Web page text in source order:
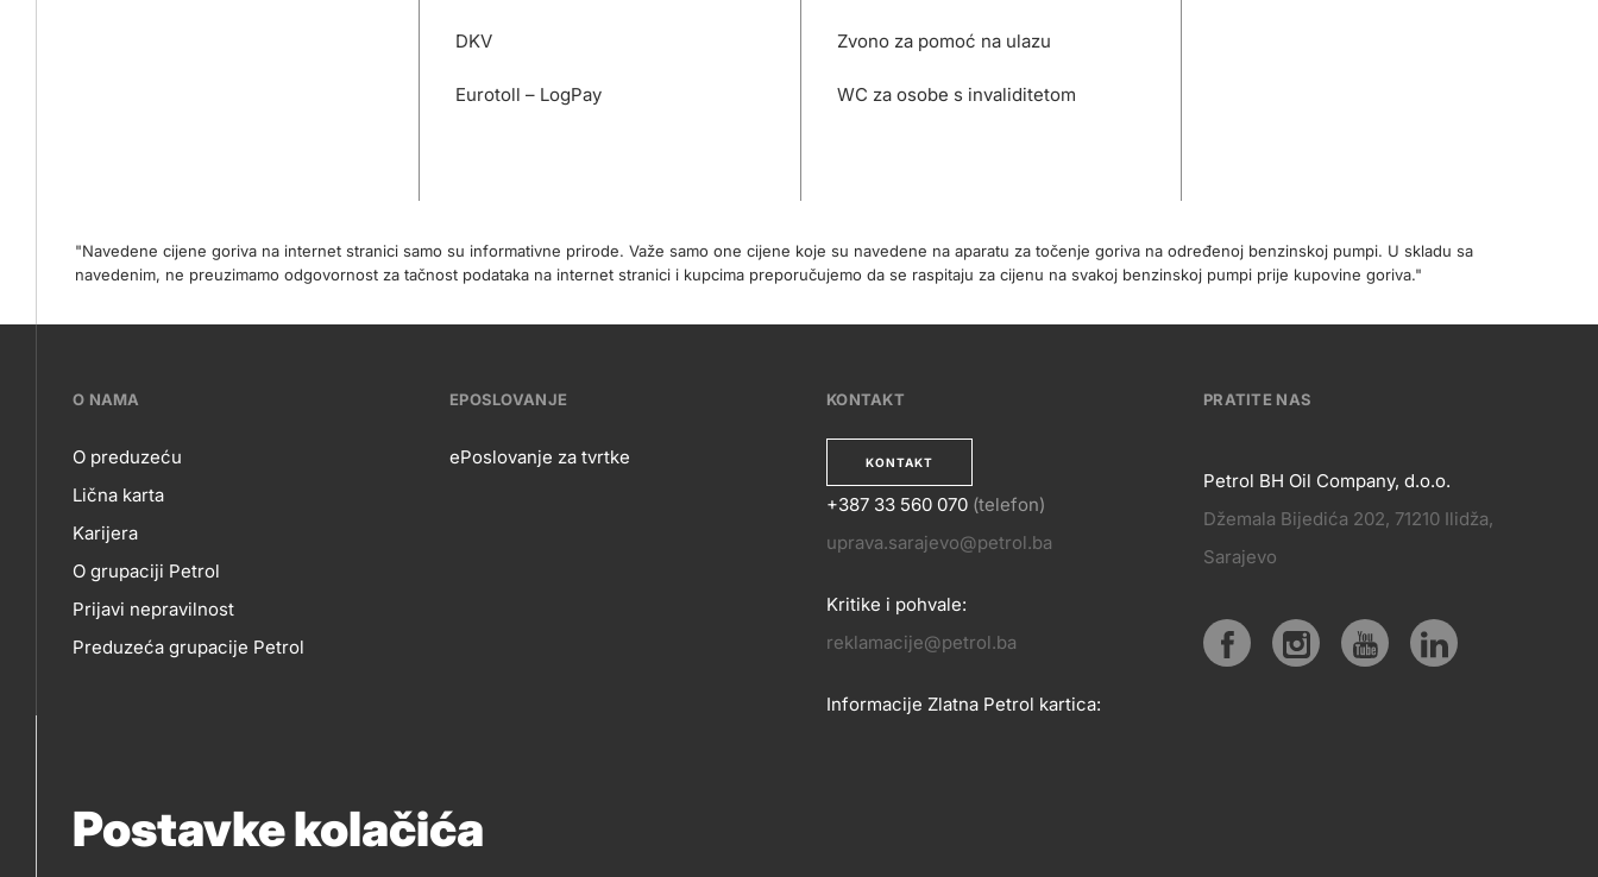
Postavke kolačića
DKV
Eurotoll – LogPay
Zvono za pomoć na ulazu
WC za osobe s invaliditetom
"Navedene cijene goriva na internet stranici samo su informativne prirode. Važe samo one cijene koje su navedene na aparatu za točenje goriva na određenoj benzinskoj pumpi. U skladu sa
navedenim, ne preuzimamo odgovornost za tačnost podataka na internet stranici i kupcima preporučujemo da se raspitaju za cijenu na svakoj benzinskoj pumpi prije kupovine goriva."
???
petrol-
skupno.footer-
title???
O NAMA
O
NAMA
O preduzeću
Lična karta
Karijera
O grupaciji Petrol
Prijavi nepravilnost
Preduzeća grupacije Petrol
EPOSLOVANJE
EPOSLOVANJE
ePoslovanje za tvrtke
KONTAKT
KONTAKT
KONTAKT
+387 33 560 070 (telefon)
uprava.sarajevo@petrol.ba
Kritike i pohvale:
reklamacije@petrol.ba
Informacije Zlatna Petrol kartica:
PRATITE NAS
PRATITE
NAS
Petrol BH Oil Company, d.o.o.
Džemala Bijedića 202, 71210 Ilidža,
Sarajevo